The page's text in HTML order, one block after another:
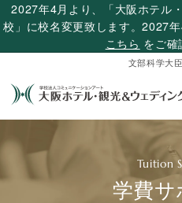
2027年4月より、「大阪ホテル
校」に校名変更致します。2027
こちら をご確
文部科学大
学費サ